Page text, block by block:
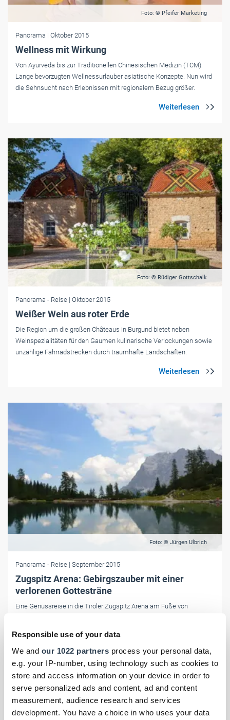
Responsible use of your data
We and our 1022 partners process your personal data,
e.g. your IP-number, using technology such as cookies to
store and access information on your device in order to
serve personalized ads and content, ad and content
measurement, audience research and services
development. You have a choice in who uses your data
Foto: © Pfeifer Marketing
Panorama | Oktober 2015
Wellness mit Wirkung
Von Ayurveda bis zur Traditionellen Chinesischen Medizin (TCM):
Lange bevorzugten Wellnessurlauber asiatische Konzepte. Nun wird
die Sehnsucht nach Erlebnissen mit regionalem Bezug größer.
Foto: © Rüdiger Gottschalk
Panorama - Reise | Oktober 2015
Weißer Wein aus roter Erde
Die Region um die großen Châteaus in Burgund bietet neben
Weinspezialitäten für den Gaumen kulinarische Verlockungen sowie
unzählige Fahrradstrecken durch traumhafte Landschaften.
Foto: © Jürgen Ulbrich
Panorama - Reise | September 2015
Zugspitz Arena: Gebirgszauber mit einer
verlorenen Gottesträne
Eine Genussreise in die Tiroler Zugspitz Arena am Fuße von
Aktivitäten.